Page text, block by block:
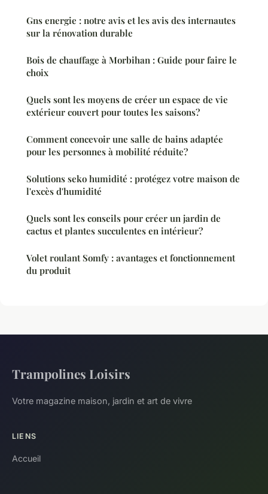
Gns energie : notre avis et les avis des internautes
sur la rénovation durable
Bois de chauffage à Morbihan : Guide pour faire le
choix
Quels sont les moyens de créer un espace de vie
extérieur couvert pour toutes les saisons?
Comment concevoir une salle de bains adaptée
pour les personnes à mobilité réduite?
Solutions seko humidité : protégez votre maison de
l'excès d'humidité
Quels sont les conseils pour créer un jardin de
cactus et plantes succulentes en intérieur?
Volet roulant Somfy : avantages et fonctionnement
du produit
Trampolines Loisirs
Votre magazine maison, jardin et art de vivre
LIENS
Accueil